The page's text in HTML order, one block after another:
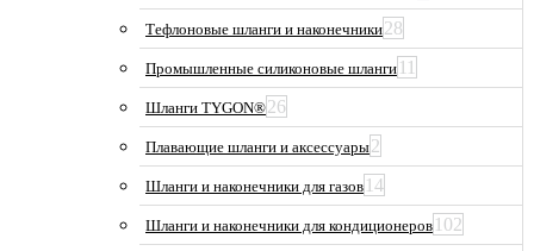
Тефлоновые шланги и наконечники28
Промышленные силиконовые шланги 11
Шланги TYGON®26
Плавающие шланги и аксессуары2
Шланги и наконечники для газов 14
Шланги и наконечники для кондиционеров 102